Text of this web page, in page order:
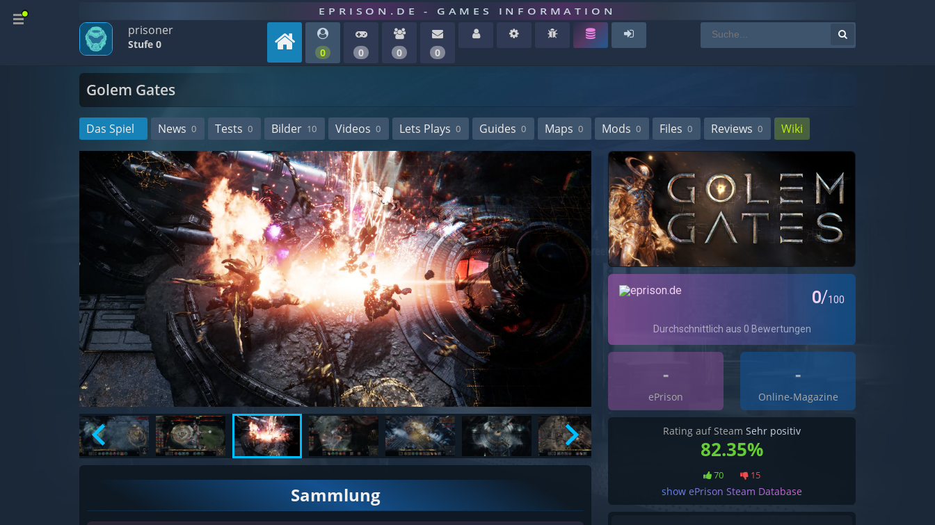
EPRISON.DE - GAMES INFORMATION
prisoner
Stufe 0
0 0 0 0
Golem Gates
Das Spiel News 0 Tests 0 Bilder 10 Videos 0 Lets Plays 0 Guides 0 Maps 0 Mods 0 Files 0 Reviews 0 Wiki
Sammlung
-
ePrison
-
Online-Magazine
Rating auf Steam Sehr positiv
82.35%
70 15
show ePrison Steam Database